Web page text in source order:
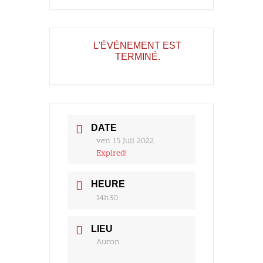
L'ÉVÉNEMENT EST
TERMINÉ.
DATE
ven 15 Juil 2022
Expired!
HEURE
14h30
LIEU
Auron